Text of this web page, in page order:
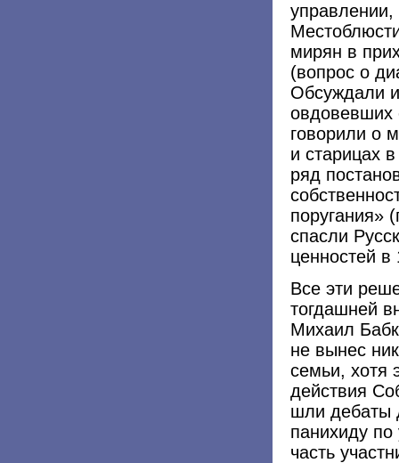
управлении,
мирян в
(вопрос о
Обсуждали
овдовевших
говорили о
и старицах
ряд
поругания»
спасли
ценностей в
Все эти
тогдашней
Михаил
не вынес
семьи, хотя
действия
шли дебаты
панихиду
часть